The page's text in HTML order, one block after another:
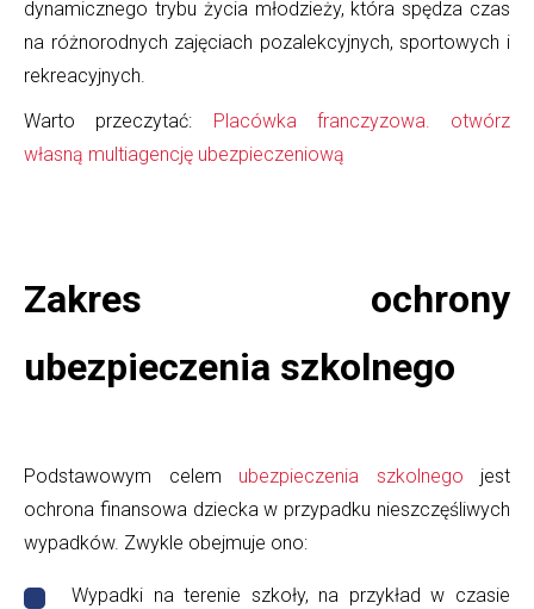
dynamicznego trybu życia młodzieży, która spędza czas
na różnorodnych zajęciach pozalekcyjnych, sportowych i
rekreacyjnych.
Warto przeczytać: Placówka franczyzowa. otwórz
własną multiagencję ubezpieczeniową
Zakres ochrony
ubezpieczenia szkolnego
Podstawowym celem ubezpieczenia szkolnego jest
ochrona finansowa dziecka w przypadku nieszczęśliwych
wypadków. Zwykle obejmuje ono:
Wypadki na terenie szkoły, na przykład w czasie